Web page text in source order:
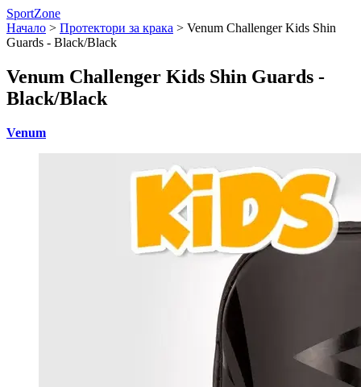
SportZone
Начало > Протектори за крака > Venum Challenger Kids Shin
Guards - Black/Black
Venum Challenger Kids Shin Guards -
Black/Black
Venum